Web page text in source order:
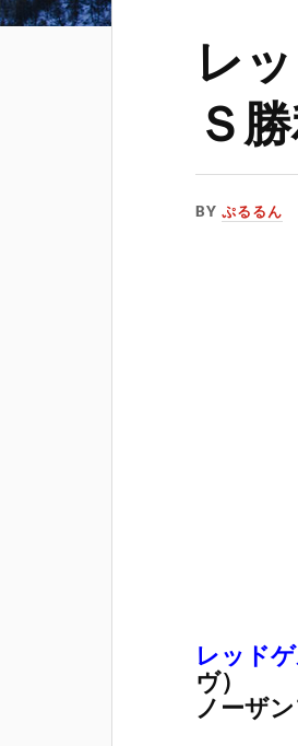
レ
Ｓ
BYぷるるん
レッド
ヴ）
ノーザ